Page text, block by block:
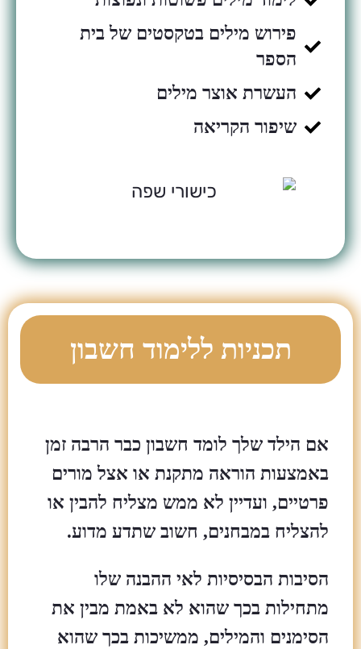
פירוש מילים בטקסטים של בית
הספר
העשרת אוצר מילים
שיפור הקריאה
תכניות ללימוד חשבון
אם הילד שלך לומד חשבון כבר הרבה זמן
באמצעות הוראה מתקנת או אצל מורים
פרטיים, ועדיין לא ממש מצליח להבין או
להצליח במבחנים, חשוב שתדע מדוע.
הסיבות הבסיסיות לאי ההבנה שלו
מתחילות בכך שהוא לא באמת מבין את
הסימנים והמילים, ממשיכות בכך שהוא